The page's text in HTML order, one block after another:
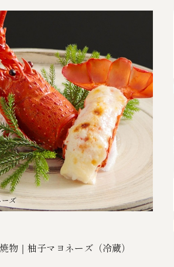
物｜柚子マヨネーズ（冷蔵）